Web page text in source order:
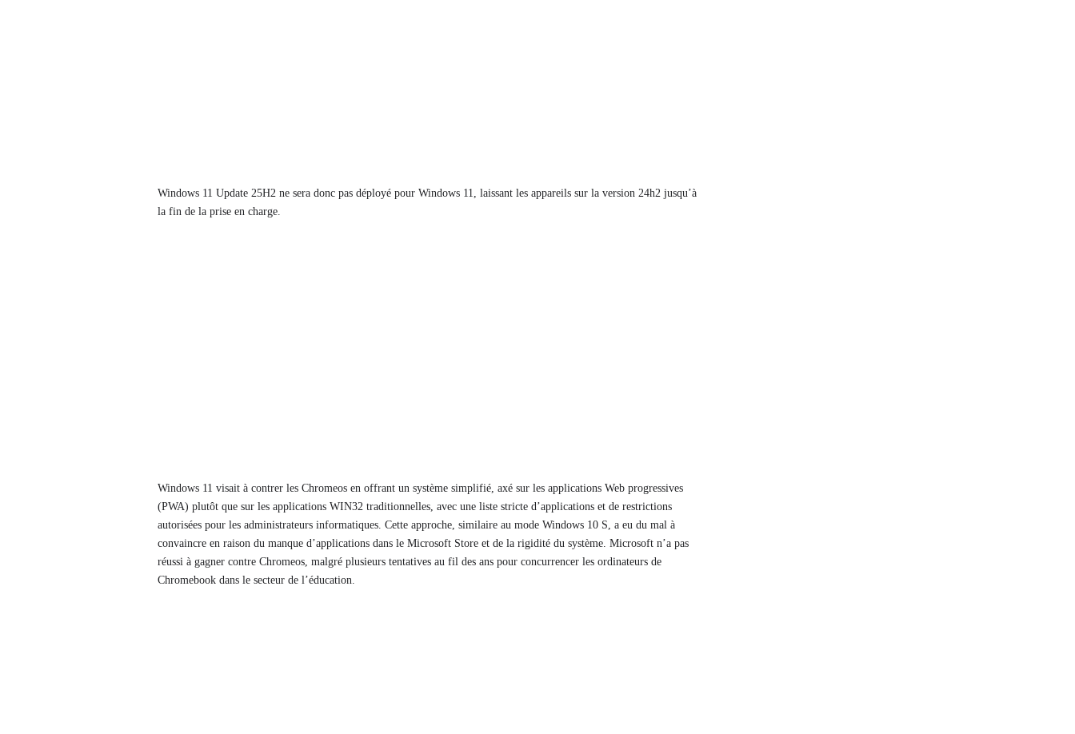
Windows 11 Update 25H2 ne sera donc pas déployé pour Windows 11, laissant les appareils sur la version 24h2 jusqu’à
la fin de la prise en charge.
Windows 11 visait à contrer les Chromeos en offrant un système simplifié, axé sur les applications Web progressives
(PWA) plutôt que sur les applications WIN32 traditionnelles, avec une liste stricte d’applications et de restrictions
autorisées pour les administrateurs informatiques. Cette approche, similaire au mode Windows 10 S, a eu du mal à
convaincre en raison du manque d’applications dans le Microsoft Store et de la rigidité du système. Microsoft n’a pas
réussi à gagner contre Chromeos, malgré plusieurs tentatives au fil des ans pour concurrencer les ordinateurs de
Chromebook dans le secteur de l’éducation.